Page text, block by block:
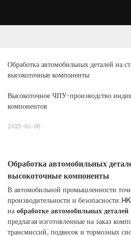
Обработка автомобильных деталей на
высокоточные компоненты
Высокоточное ЧПУ-производство
компонентов
2025-06-08
Обработка автомобильных
высокоточные компоненты
В автомобильной промышленности
производительности и безопасности.
на обработке автомобильных
предлагая изготовленные на заказ
трансмиссий, подвесок и тормозных